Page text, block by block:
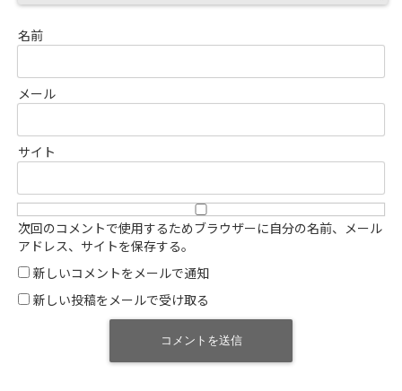
名前
メール
サイト
次回のコメントで使用するためブラウザーに自分の名前、メール
アドレス、サイトを保存する。
新しいコメントをメールで通知
新しい投稿をメールで受け取る